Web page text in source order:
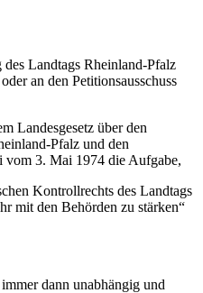
Landtags Rheinland-Pfalz
an den Petitionsausschuss
Landesgesetz über den
Pfalz und den
vom 3. Mai 1974 die Aufgabe,
Kontrollrechts des Landtags
mit den Behörden zu stärken“
dann unabhängig und